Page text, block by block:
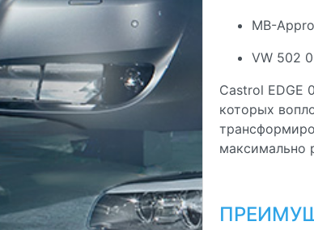
MB-
VW 502
Castrol EDGE
которых
максимально